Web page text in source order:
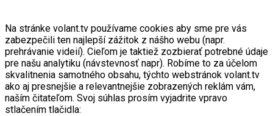
Na stránke volant.tv používame cookies aby sme pre vás
zabezpečili ten najlepší zážitok z nášho webu (napr.
prehrávanie videií). Cieľom je taktiež zozbierať potrebné údaje
pre našu analytiku (návstevnosť napr). Robíme to za účelom
skvalitnenia samotného obsahu, týchto webstránok volant.tv
ako aj presnejšie a relevantnejšie zobrazených reklám vám,
naším čitateľom. Svoj súhlas prosím vyjadrite vpravo
stlačením tlačidla: